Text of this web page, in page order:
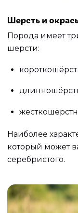
Шерсть и
Порода имеет
шерсти:
Наиболее
который может
серебристого.